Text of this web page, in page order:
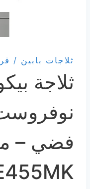
ثلاجات بابين /
نوفروست
فضي –